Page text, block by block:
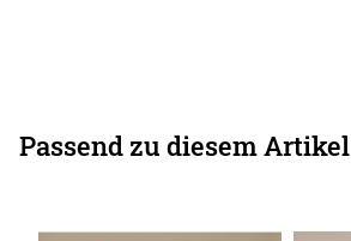
Passend zu diesem Artikel